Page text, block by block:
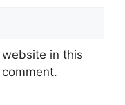
in this